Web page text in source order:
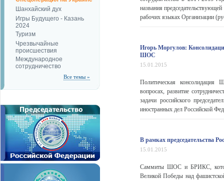
Шанхайский дух
Игры Будущего - Казань
2024
Туризм
Чрезвычайные
происшествия
Международное
сотрудничество
Все темы »
названия
рабочих языках Организации
Игорь Моргулов:
ШОС
15.01.2015
Политическая консолидация
вопросах, развитие
задачи российского
иностранных дел Российской
В рамках председательства
15.01.2015
Саммиты ШОС и БРИКС,
Великой Победы над